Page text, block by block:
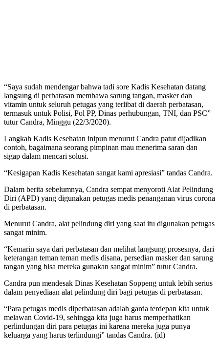
“Saya sudah mendengar bahwa tadi sore Kadis Kesehatan datang
langsung di perbatasan membawa sarung tangan, masker dan
vitamin untuk seluruh petugas yang terlibat di daerah perbatasan,
termasuk untuk Polisi, Pol PP, Dinas perhubungan, TNI, dan PSC”
tutur Candra, Minggu (22/3/2020).
Langkah Kadis Kesehatan inipun menurut Candra patut dijadikan
contoh, bagaimana seorang pimpinan mau menerima saran dan
sigap dalam mencari solusi.
“Kesigapan Kadis Kesehatan sangat kami apresiasi” tandas Candra.
Dalam berita sebelumnya, Candra sempat menyoroti Alat Pelindung
Diri (APD) yang digunakan petugas medis penanganan virus corona
di perbatasan.
Menurut Candra, alat pelindung diri yang saat itu digunakan petugas
sangat minim.
“Kemarin saya dari perbatasan dan melihat langsung prosesnya, dari
keterangan teman teman medis disana, persedian masker dan sarung
tangan yang bisa mereka gunakan sangat minim” tutur Candra.
Candra pun mendesak Dinas Kesehatan Soppeng untuk lebih serius
dalam penyediaan alat pelindung diri bagi petugas di perbatasan.
“Para petugas medis diperbatasan adalah garda terdepan kita untuk
melawan Covid-19, sehingga kita juga harus memperhatikan
perlindungan diri para petugas ini karena mereka juga punya
keluarga yang harus terlindungi” tandas Candra. (id)